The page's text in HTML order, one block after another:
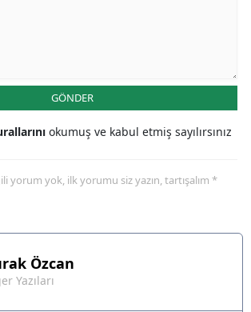
GÖNDER
okumuş ve kabul etmiş sayılırsınız
yorum yok, ilk yorumu siz yazın, tartışalım *
Özcan
Yazıları